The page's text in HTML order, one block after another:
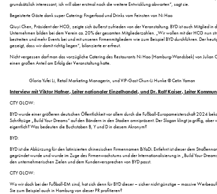
grundsätzlich interessant, ich will aber erstmal noch die weitere Entwicklung abwarten“, sagt sie.
Begeisterte Gäste dank super Catering: Fingerfood und Drinks vom Feinsten von Ni Hao
Qiuyi Chen, Präsident der HCG, zeigte sich äußerst zufrieden von der Veranstaltung. BYD ist auch Mitglied in
Unternehmen bilden bei dem Verein ca. 20% der gesamten Mitgliederzahlen. „Wir wollen mit der HCG nun
bestreiten und mehr Events bei und mit unseren Firmenmitgliedern wie zum Beispiel BYD durchführen. Der
gezeigt, dass wir damit richtig liegen“, bilanzierte er erfreut.
Nicht vergessen darf man das vorzügliche Catering des Restaurants Ni Hao (Hamburg-Wandsbek) von Julian
einen großen Anteil am Erfolg der Veranstaltung hatte.
Gloria Yufei Li, Retail Marketing Managerin, und VIP-Gast Chun-Li Hunke © Cetin Yaman
Interview mit Viktor Hafner, Leiter nationaler Einzelhandel, und Dr. Ralf Kaiser, Leiter
CITY GLOW:
BYD wurde einer größeren deutschen Öffentlichkeit vor allem durch die Fußball-Europameisterschaft 2024
Schriftzüge „Build Your Dreams“ auf den Bändern in den Stadien omnipräsent. Der Slogan klingt ja griffig, aber
eigentlich? Was bedeuten die Buchstaben B, Y und D in diesem Akronym?
BYD:
BYD ist die Abkürzung für den latinisierten chinesischen Firmennamen BiYaDi. Entlehnt ist dieser dem
gegründet wurde und wurde im Zuge des Firmenwachstums und der Internationalisierung in „Build Your
den unternehmerischen Zielen und dem Kundenversprechen von BYD passt.
CITY GLOW:
Wo wir doch bei der Fußball-EM sind, hat sich denn für BYD dieser – sicher nicht günstige – massive
Sie zum Beispiel auch in Hamburg von dieser PR profitieren?